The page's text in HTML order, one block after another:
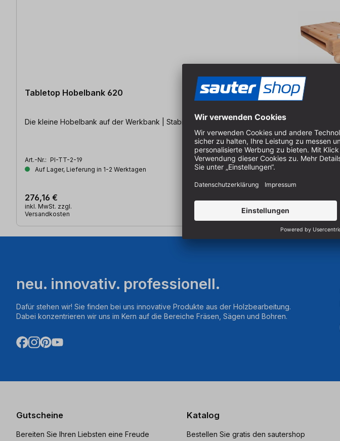
Tabletop Hobelbank 620
Die kleine Hobelbank auf der Werkbank | Stabil | Vollwertige Vorderzange | 4x Bankhaken
Art.-Nr.: PI-TT-2-19
Auf Lager, Lieferung in 1-2 Werktagen
276,16 €
inkl. MwSt. zzgl.
Versandkosten
neu. innovativ. professionell.
Dafür stehen wir! Sie finden bei uns innovative Produkte aus der Holzbearbeitung.
Dabei konzentrieren wir uns im Kern auf die Bereiche Fräsen, Sägen und Bohren.
Gutscheine
Bereiten Sie Ihren Liebsten eine Freude
Katalog
Bestellen Sie gratis den sautershop